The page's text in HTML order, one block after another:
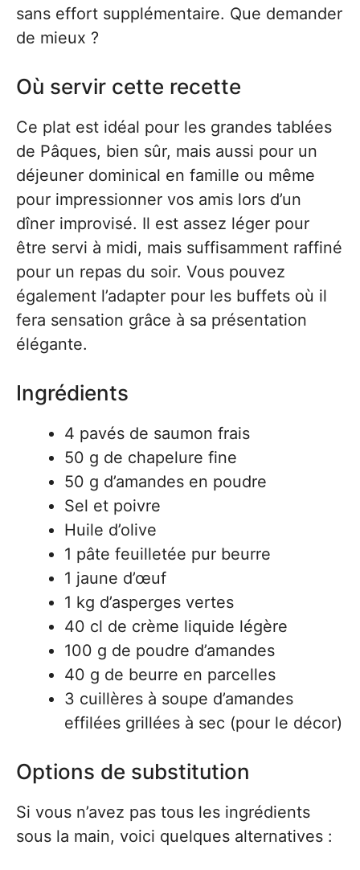
sans effort supplémentaire. Que demander
de mieux ?
Où servir cette recette
Ce plat est idéal pour les grandes tablées
de Pâques, bien sûr, mais aussi pour un
déjeuner dominical en famille ou même
pour impressionner vos amis lors d’un
dîner improvisé. Il est assez léger pour
être servi à midi, mais suffisamment raffiné
pour un repas du soir. Vous pouvez
également l’adapter pour les buffets où il
fera sensation grâce à sa présentation
élégante.
Ingrédients
4 pavés de saumon frais
50 g de chapelure fine
50 g d’amandes en poudre
Sel et poivre
Huile d’olive
1 pâte feuilletée pur beurre
1 jaune d’œuf
1 kg d’asperges vertes
40 cl de crème liquide légère
100 g de poudre d’amandes
40 g de beurre en parcelles
3 cuillères à soupe d’amandes
effilées grillées à sec (pour le décor)
Options de substitution
Si vous n’avez pas tous les ingrédients
sous la main, voici quelques alternatives :